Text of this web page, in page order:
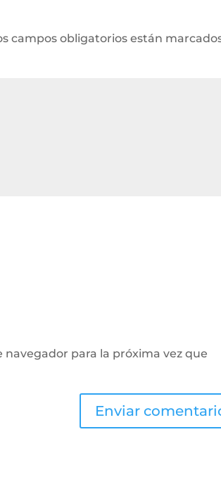
campos obligatorios están
para la próxima vez que